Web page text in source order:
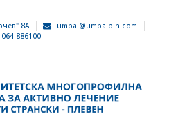
8А
umbal@umbalpln.com
064 886100